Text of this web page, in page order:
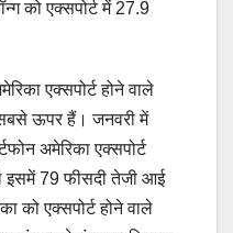
को एक्सपोर्ट में 27.9
एक्सपोर्ट होने वाले
ऊपर हैं। जनवरी में
अमेरिका एक्सपोर्ट
79 फीसदी तेजी आई
को एक्सपोर्ट होने वाले